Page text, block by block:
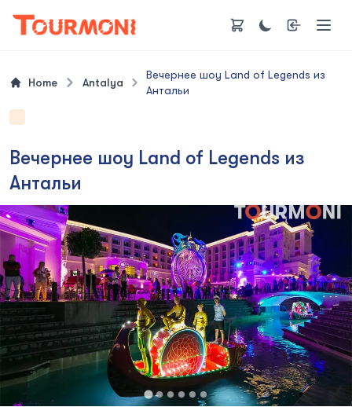
Home Antalya
Вечернее шоу Land of Legends из
Антальи
Вечернее шоу Land of Legends из
Антальи